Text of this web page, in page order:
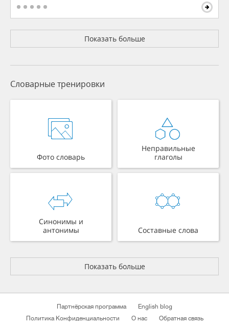
Показать больше
Словарные тренировки
Фото словарь
Неправильные
глаголы
Синонимы и
антонимы
Составные слова
Показать больше
Партнёрская программа
English blog
Политика Конфиденциальности
О нас
Обратная связь